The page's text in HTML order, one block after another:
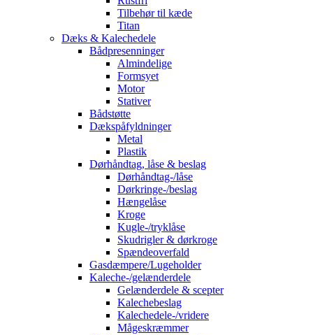
Tilbehør til kæde
Titan
Dæks & Kalechedele
Bådpresenninger
Almindelige
Formsyet
Motor
Stativer
Bådstøtte
Dækspåfyldninger
Metal
Plastik
Dørhåndtag, låse & beslag
Dørhåndtag-/låse
Dørkringe-/beslag
Hængelåse
Kroge
Kugle-/tryklåse
Skudrigler & dørkroge
Spændeoverfald
Gasdæmpere/Lugeholder
Kaleche-/gelænderdele
Gelænderdele & scepter
Kalechebeslag
Kalechedele-/vridere
Mågeskræmmer